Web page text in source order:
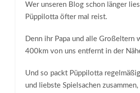
Wer unseren Blog schon länger
Püppilotta öfter mal reist.
Denn ihr Papa und alle Großeltern
400km von uns entfernt in der
Und so packt Püppilotta
und liebste Spielsachen